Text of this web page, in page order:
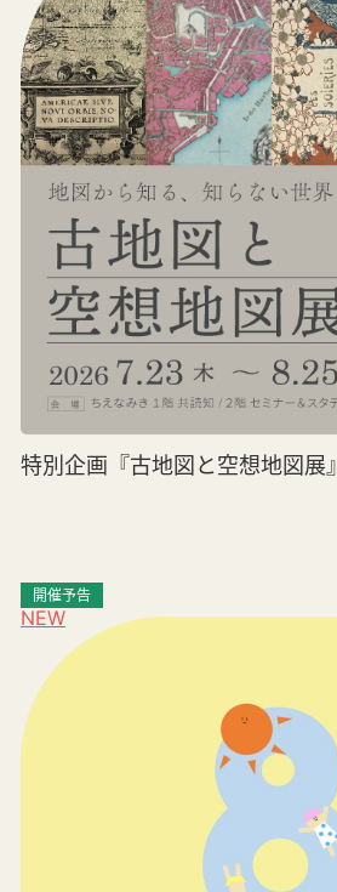
特別企画『古地図と空想地図展』
NEW
開催予告